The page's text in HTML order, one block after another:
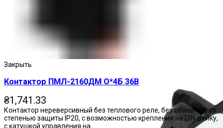
Закрыть
Контактор ПМЛ-2160ДМ О*4Б 36В
₴1,741.33
Контактор нереверсивный без теплового реле, без оболочки, со
степенью защиты IP20, с возможностью крепления на DIN-рейку,
с катушкой управления на